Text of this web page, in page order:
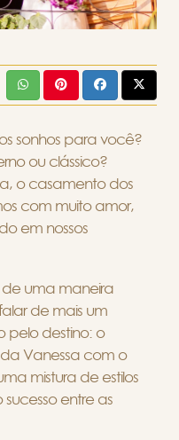
sonhos para você?
ou clássico?
o casamento dos
com muito amor,
em nossos
uma maneira
de mais um
pelo destino: o
Vanessa com o
mistura de estilos
entre as